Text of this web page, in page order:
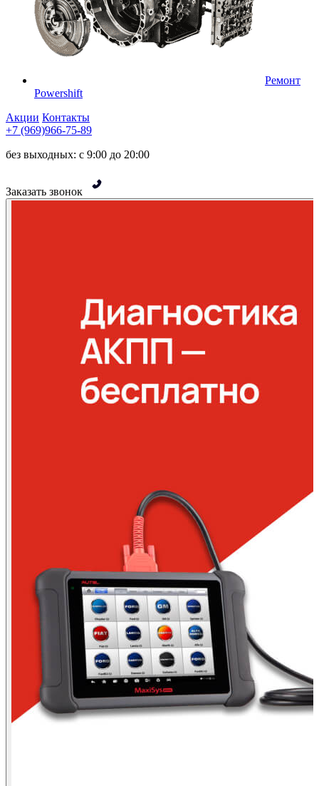
Ремонт
Powershift
Акции Контакты
+7 (969)966-75-89
без выходных: с 9:00 до 20:00
Заказать звонок